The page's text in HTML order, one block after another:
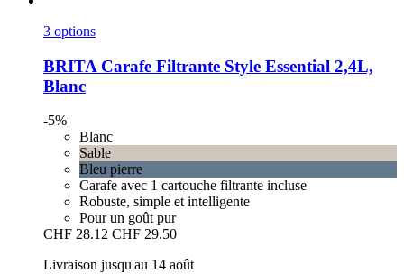
3 options
BRITA Carafe Filtrante Style Essential 2,4L,
Blanc
-5%
Blanc
Sable
Bleu pierre
Carafe avec 1 cartouche filtrante incluse
Robuste, simple et intelligente
Pour un goût pur
CHF 28.12 CHF 29.50
Livraison jusqu'au 14 août